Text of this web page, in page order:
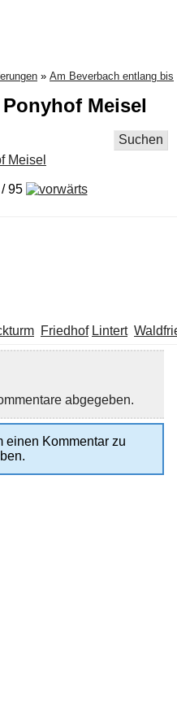
» Am Beverbach entlang bis
Meisel
Suchen
95
Friedhof Lintert
abgegeben.
einen Kommentar zu